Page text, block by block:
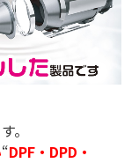
。
“DPF・DPD・